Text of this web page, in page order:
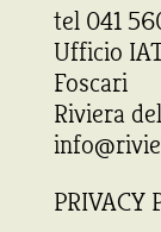
tel 041
Ufficio
Foscari
Riviera
PRIVACY